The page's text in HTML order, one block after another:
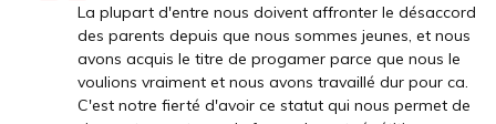
La plupart d'entre nous doivent affronter le désaccord
des parents depuis que nous sommes jeunes, et nous
avons acquis le titre de progamer parce que nous le
voulions vraiment et nous avons travaillé dur pour ca.
C'est notre fierté d'avoir ce statut qui nous permet de